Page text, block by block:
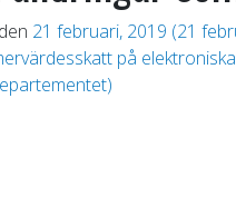
21 februari, 2019 (21
på